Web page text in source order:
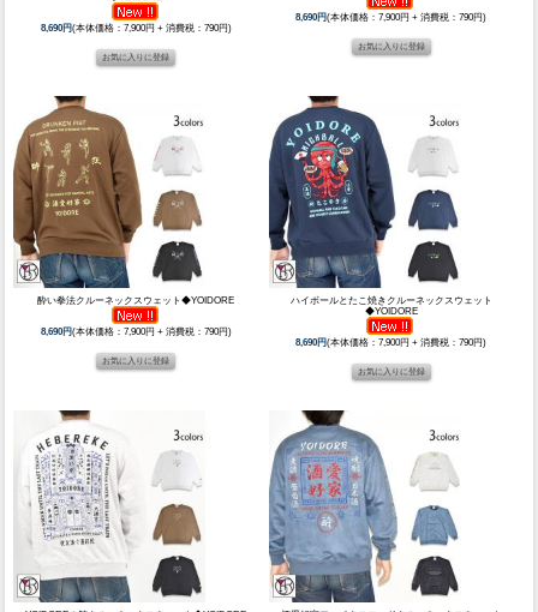
8,690円(本体価格：7,900円 + 消費税：790円)
8,690円(本体価格：7,900円 + 消費税：790円)
酔い拳法クルーネックスウェット◆YOIDORE
8,690円(本体価格：7,900円 + 消費税：790円)
ハイボールとたこ焼きクルーネックスウェット
◆YOIDORE
8,690円(本体価格：7,900円 + 消費税：790円)